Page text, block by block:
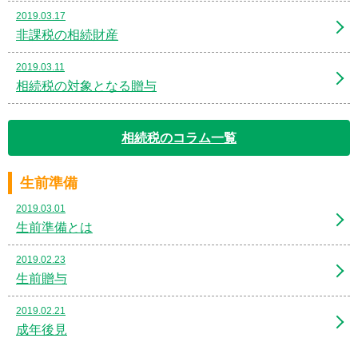
2019.03.17
非課税の相続財産
2019.03.11
相続税の対象となる贈与
相続税のコラム一覧
生前準備
2019.03.01
生前準備とは
2019.02.23
生前贈与
2019.02.21
成年後見